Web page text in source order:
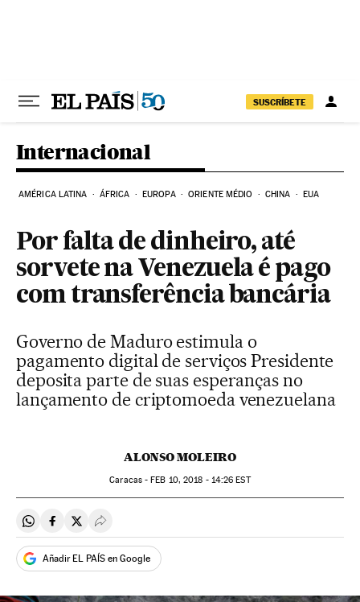
SUSCRÍBETE
Internacional
AMÉRICA LATINA ÁFRICA EUROPA ORIENTE MÉDIO CHINA EUA
Por falta de dinheiro, até
sorvete na Venezuela é pago
com transferência bancária
Governo de Maduro estimula o
pagamento digital de serviços Presidente
deposita parte de suas esperanças no
lançamento de criptomoeda venezuelana
ALONSO MOLEIRO
Caracas -FEB 10, 2018 - 14:26 EST
Compartir en Whatsapp
Compartir en Facebook
Compartir en Twitter
Desplegar Redes Sociales
Añadir EL PAÍS en Google